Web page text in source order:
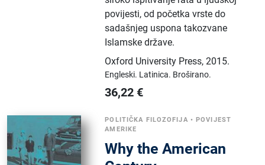
povijesti, od početka vrste do
sadašnjeg uspona takozvane
Islamske države.
Oxford University Press,2015.
Engleski. Latinica. Broširano.
36,22 €
POLITIČKA FILOZOFIJA • POVIJEST
AMERIKE
Why the American